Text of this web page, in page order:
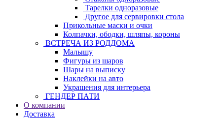
Тарелки одноразовые
Другое для сервировки стола
Прикольные маски и очки
Колпачки, ободки, шляпы, короны
ВСТРЕЧА ИЗ РОДДОМА
Малышу
Фигуры из шаров
Шары на выписку
Наклейки на авто
Украшения для интерьера
ГЕНДЕР ПАТИ
О компании
Доставка